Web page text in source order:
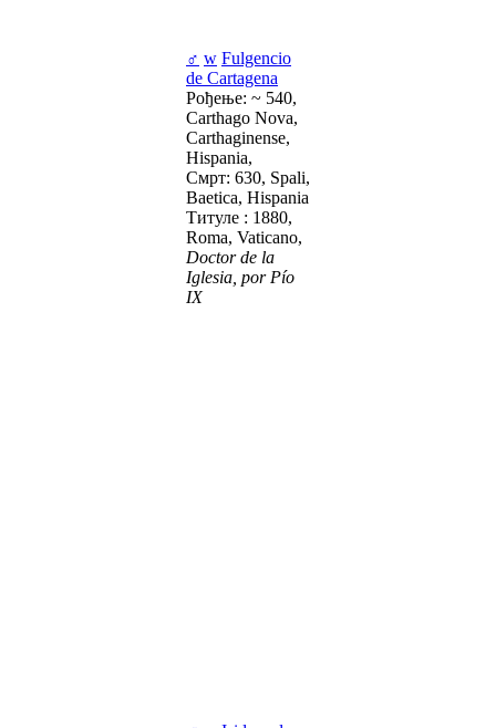
♂ w Fulgencio
de Cartagena
Рођење: ~ 540,
Carthago Nova,
Carthaginense,
Hispania,
Смрт: 630, Spali,
Baetica, Hispania
Титуле : 1880,
Roma, Vaticano,
Doctor de la
Iglesia, por Pío
IX